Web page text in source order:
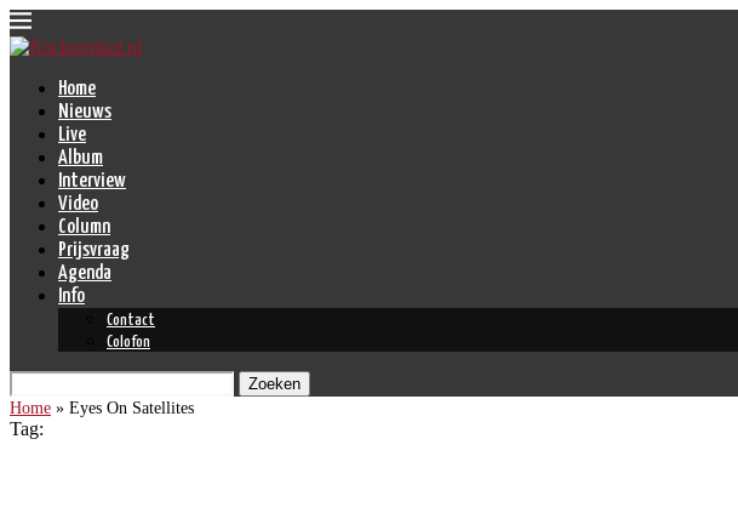
Home
Nieuws
Live
Album
Interview
Video
Column
Prijsvraag
Agenda
Info
Contact
Colofon
Zoeken
Home » Eyes On Satellites
Tag: